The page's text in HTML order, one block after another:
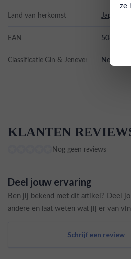
Land van herkomst Japan
EAN
Classificatie Gin & Jenever New
KLANTEN
Nog geen reviews
Deel jouw ervaring
Ben jij bekend met dit artikel? Deel
andere en laat weten wat jij er van
Schrijf een review
ze